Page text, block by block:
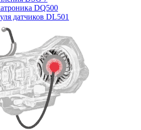
DQ500
датчиков DL501